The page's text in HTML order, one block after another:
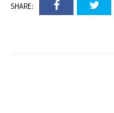
SHARE: